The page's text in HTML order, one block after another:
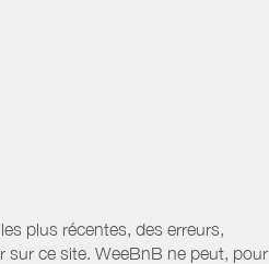
plus récentes, des erreurs,
sur ce site. WeeBnB ne peut, pour